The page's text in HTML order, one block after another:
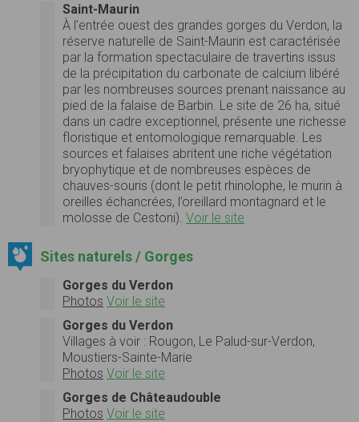
Saint-Maurin
À l’entrée ouest des grandes gorges du Verdon, la
réserve naturelle de Saint-Maurin est caractérisée
par la formation spectaculaire de travertins issus
de la précipitation du carbonate de calcium libéré
par les nombreuses sources prenant naissance au
pied de la falaise de Barbin. Le site de 26 ha, situé
dans un cadre exceptionnel, présente une richesse
floristique et entomologique remarquable. Les
sources et falaises abritent une riche végétation
bryophytique et de nombreuses espèces de
chauves-souris (dont le petit rhinolophe, le murin à
oreilles échancrées, l’oreillard montagnard et le
molosse de Cestoni). Voir le site
Sites naturels / Gorges
Gorges du Verdon
Photos Voir le site
Gorges du Verdon
Villages à voir : Rougon, Le Palud-sur-Verdon,
Moustiers-Sainte-Marie
Photos Voir le site
Gorges de Châteaudouble
Photos Voir le site